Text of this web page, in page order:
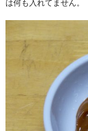
は何も入れてません。